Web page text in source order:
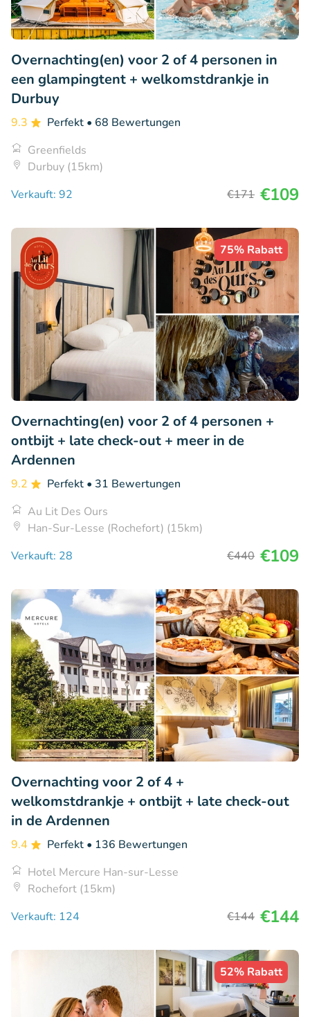
Overnachting(en) voor 2 of 4 personen in
een glampingtent + welkomstdrankje in
Durbuy
9.3 Perfekt • 68 Bewertungen
Greenfields
Durbuy (15km)
Verkauft: 92
€171 €109
75% Rabatt
Overnachting(en) voor 2 of 4 personen +
ontbijt + late check-out + meer in de
Ardennen
9.2 Perfekt • 31 Bewertungen
Au Lit Des Ours
Han-Sur-Lesse (Rochefort) (15km)
Verkauft: 28
€440 €109
Overnachting voor 2 of 4 +
welkomstdrankje + ontbijt + late check-out
in de Ardennen
9.4 Perfekt • 136 Bewertungen
Hotel Mercure Han-sur-Lesse
Rochefort (15km)
Verkauft: 124
€144 €144
52% Rabatt